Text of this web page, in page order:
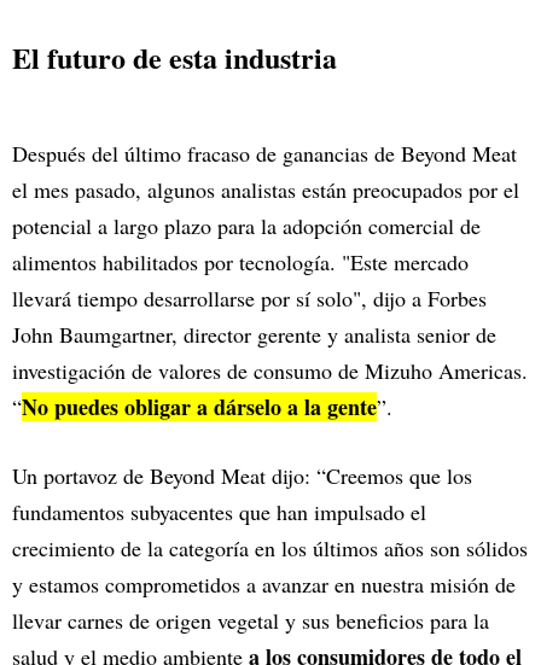
El futuro de esta industria
Después del último fracaso de ganancias de Beyond Meat
el mes pasado, algunos analistas están preocupados por el
potencial a largo plazo para la adopción comercial de
alimentos habilitados por tecnología. "Este mercado
llevará tiempo desarrollarse por sí solo", dijo a Forbes
John Baumgartner, director gerente y analista senior de
investigación de valores de consumo de Mizuho Americas.
“No puedes obligar a dárselo a la gente”.
Un portavoz de Beyond Meat dijo: “Creemos que los
fundamentos subyacentes que han impulsado el
crecimiento de la categoría en los últimos años son sólidos
y estamos comprometidos a avanzar en nuestra misión de
llevar carnes de origen vegetal y sus beneficios para la
salud y el medio ambiente a los consumidores de todo el